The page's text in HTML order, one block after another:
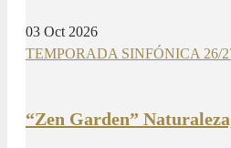
03 Oct 2026
TEMPORADA SINFÓNICA 26/
“Zen Garden”